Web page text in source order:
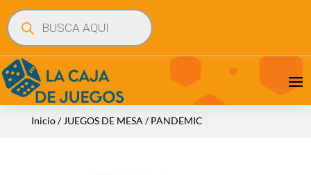
Búsqueda
de
productos
Inicio/ JUEGOS DE MESA / PANDEMIC